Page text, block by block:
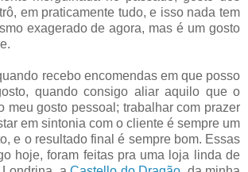
em praticamente tudo, e isso nada tem
exagerado de agora, mas é um gosto
recebo encomendas em que posso
quando consigo aliar aquilo que o
meu gosto pessoal; trabalhar com prazer
em sintonia com o cliente é sempre um
e o resultado final é sempre bom. Essas
hoje, foram feitas pra uma loja linda de